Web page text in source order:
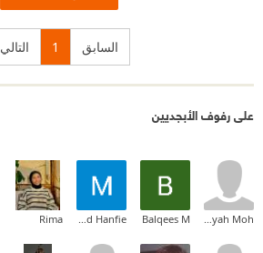
السابق 1 التالي
على رفوف الأبجديين
Teyah Moh
Balqees M
Mahmoud Hanfie
Rima